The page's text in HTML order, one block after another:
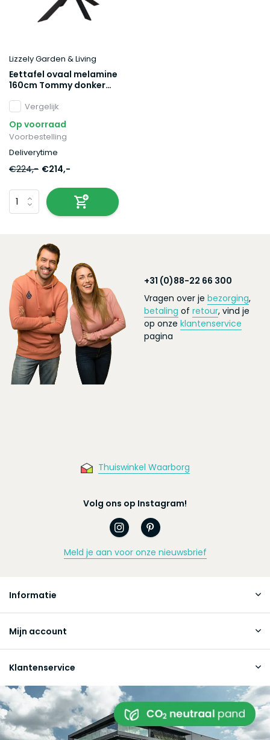
Lizzely Garden & Living
Eettafel ovaal melamine
160cm Tommy donker
Vergelijk
Op voorraad
Voorbestelling
Deliverytime
€224,- €214,-
+31 (0)88-22 66 300
Vragen over je bezorging,
betaling of retour, vind je
op onze klantenservice
pagina
Thuiswinkel Waarborg
Volg ons op Instagram!
Meld je aan voor onze nieuwsbrief
Informatie
Mijn account
Klantenservice